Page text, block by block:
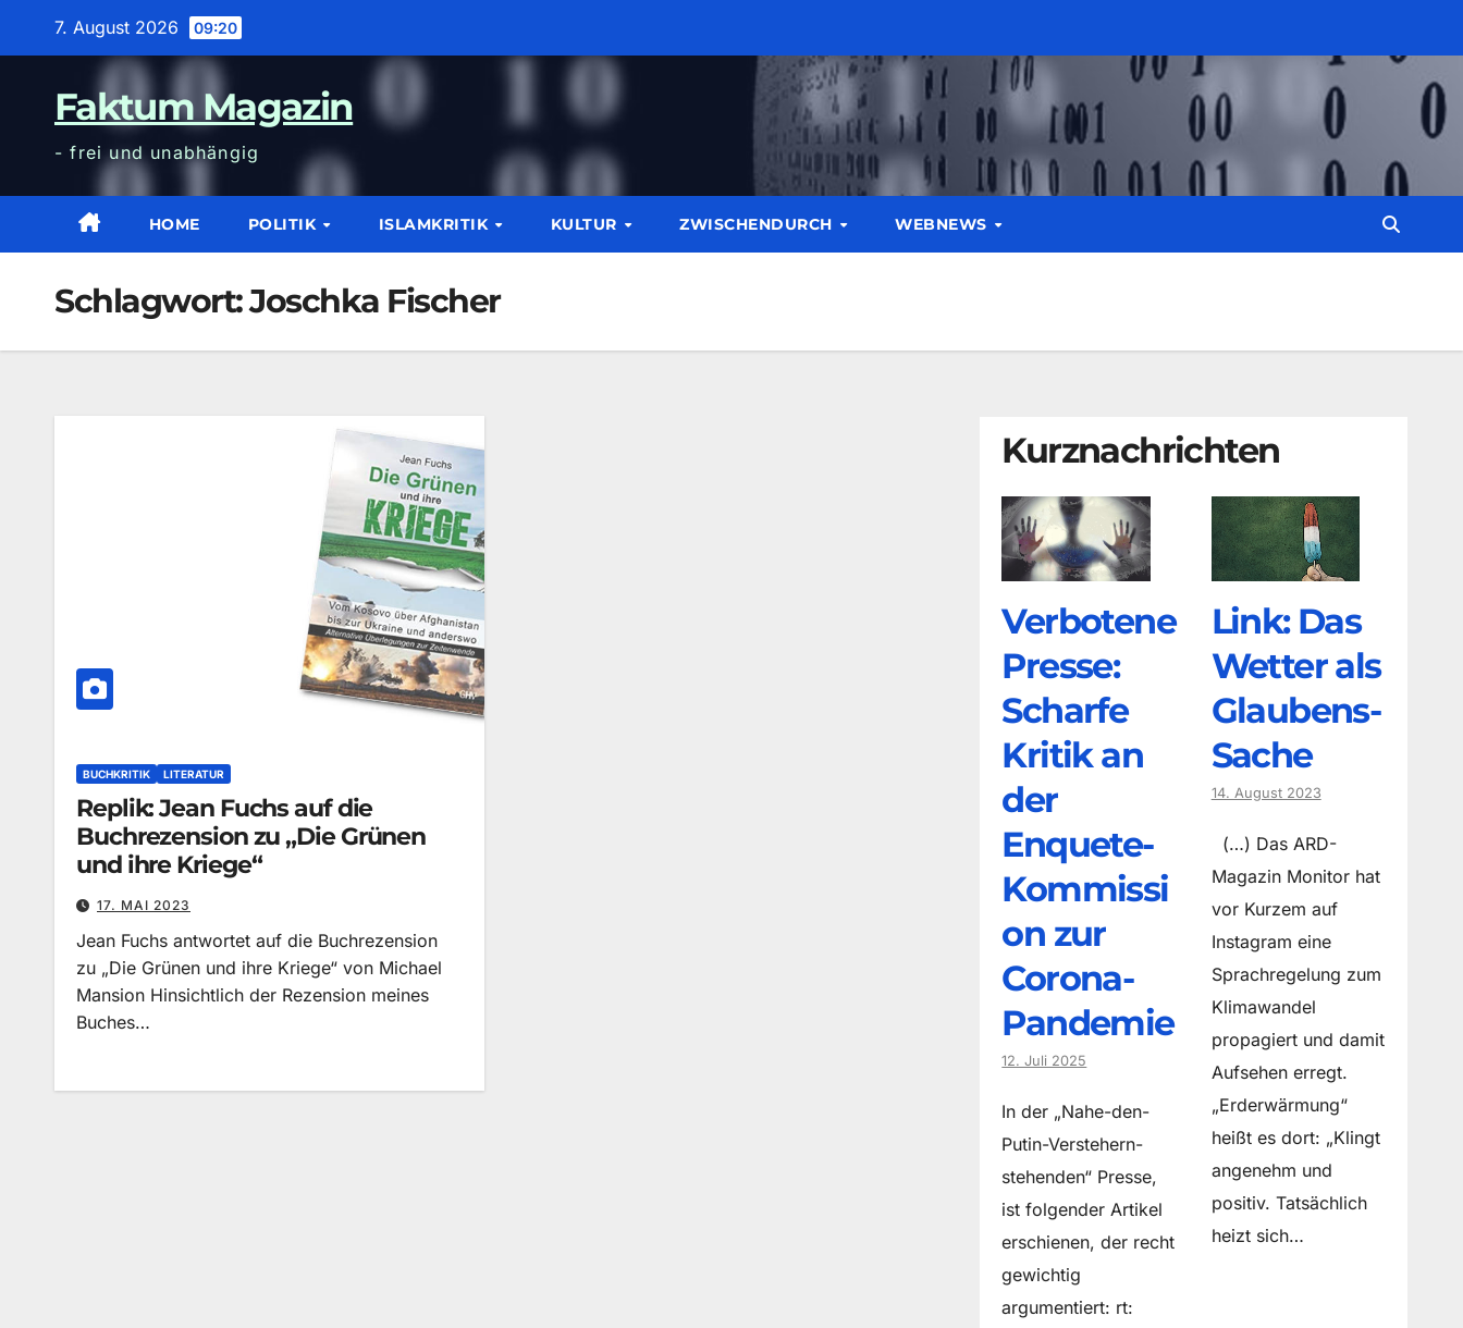
7. August 2026 09:20
Faktum Magazin
- frei und unabhängig
HOME POLITIK ISLAMKRITIK KULTUR ZWISCHENDURCH WEBNEWS
Schlagwort:Joschka Fischer
BUCHKRITIK LITERATUR
Replik: Jean Fuchs auf die
Buchrezension zu „Die Grünen
und ihre Kriege“
17. MAI 2023
Jean Fuchs antwortet auf die Buchrezension
zu „Die Grünen und ihre Kriege“ von Michael
Mansion Hinsichtlich der Rezension meines
Buches…
Kurznachrichten
Verbotene
Presse:
Scharfe
Kritik an
der
Enquete-
Kommissi
on zur
Corona-
Pandemie
12. Juli 2025
In der „Nahe-den-
Putin-Verstehern-
stehenden“ Presse,
ist folgender Artikel
erschienen, der recht
gewichtig
argumentiert: rt:
Link: Das
Wetter als
Glaubens-
Sache
14. August 2023
(…) Das ARD-
Magazin Monitor hat
vor Kurzem auf
Instagram eine
Sprachregelung zum
Klimawandel
propagiert und damit
Aufsehen erregt.
„Erderwärmung“
heißt es dort: „Klingt
angenehm und
positiv. Tatsächlich
heizt sich…